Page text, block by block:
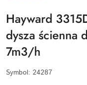
Hayward
dysza ścienna
7m3/h
Symbol: 24287